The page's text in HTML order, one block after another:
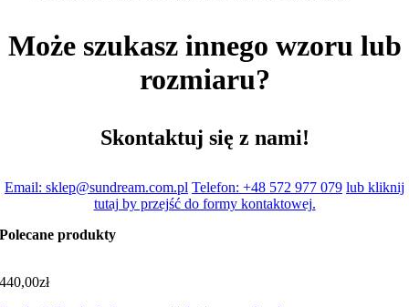
Może szukasz innego wzoru lub
rozmiaru?
Skontaktuj się z nami!
Email: sklep@sundream.com.pl Telefon: +48 572 977 079 lub kliknij
tutaj by przejść do formy kontaktowej.
Polecane produkty
440,00zł